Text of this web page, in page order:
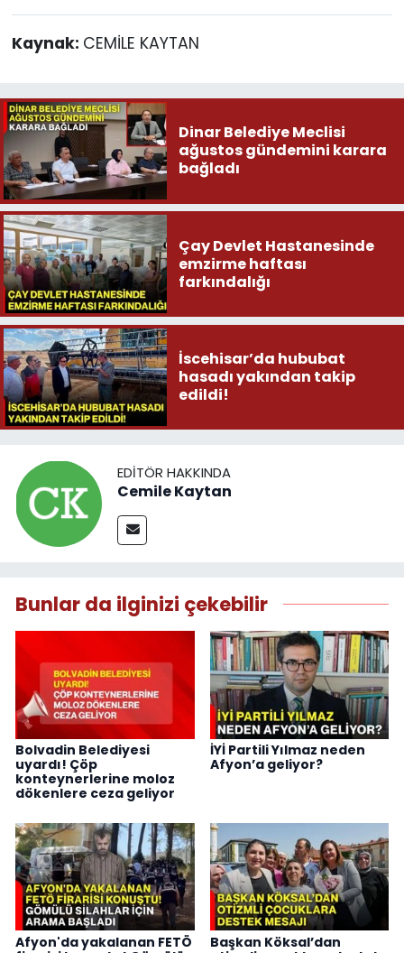
Kaynak: CEMİLE KAYTAN
Dinar Belediye Meclisi
ağustos gündemini karara
bağladı
Çay Devlet Hastanesinde
emzirme haftası
farkındalığı
İscehisar’da hububat
hasadı yakından takip
edildi!
EDITÖR HAKKINDA
Cemile Kaytan
Bunlar da ilginizi çekebilir
Bolvadin Belediyesi
uyardı! Çöp
konteynerlerine moloz
dökenlere ceza geliyor
İYİ Partili Yılmaz neden
Afyon’a geliyor?
Afyon'da yakalanan FETÖ
Başkan Köksal’dan